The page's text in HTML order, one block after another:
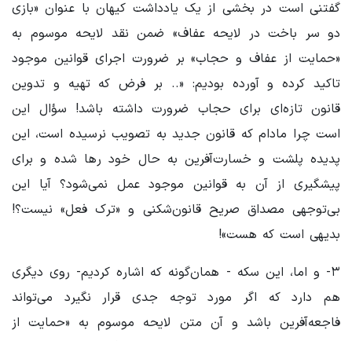
گفتنی است در بخشی از یک یادداشت کیهان با عنوان «بازی
دو سر باخت در لایحه عفاف» ضمن نقد لایحه موسوم به
«حمایت از عفاف و حجاب» بر ضرورت اجرای قوانین موجود
تاکید کرده و آورده بودیم: «.. بر فرض که تهیه و تدوین
قانون تازه‌ای برای حجاب ضرورت داشته باشد! سؤال این
است چرا مادام که قانون جدید به تصویب نرسیده است، این
پدیده پلشت و خسارت‌آفرین به حال خود رها شده و برای
پیشگیری از آن به قوانین موجود عمل نمی‌شود؟ آیا این
بی‌توجهی مصداق صریح قانون‌شکنی و «ترک فعل» نیست؟!
بدیهی است که هست»!
۳- و اما، این سکه - همان‌گونه که اشاره کردیم- روی دیگری
هم دارد که اگر مورد توجه جدی قرار نگیرد می‌تواند
فاجعه‌آفرین باشد و آن متن لایحه موسوم به «حمایت از